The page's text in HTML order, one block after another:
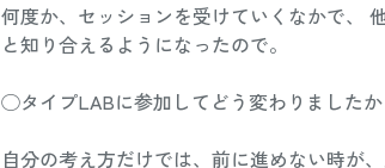
何度か、セッションを受けていくなかで、
と知り合えるようになったので。
◯タイプLABに参加してどう変わりましたか
自分の考え方だけでは、前に進めない時が